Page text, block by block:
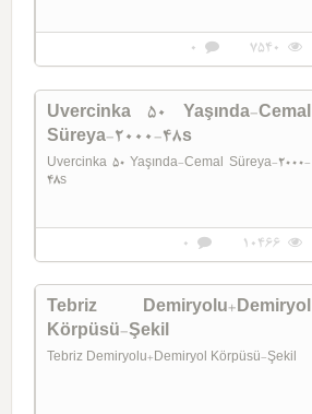
7540
0
Uvercinka 50 Yaşında-Cemal
Süreya-2000-48s
Uvercinka 50 Yaşında-Cemal Süreya-2000-
48s
10466
0
Tebriz Demiryolu+Demiryol
Körpüsü-Şekil
Tebriz Demiryolu+Demiryol Körpüsü-Şekil